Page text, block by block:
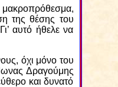
μακροπρόθεσμα,
της θέσης του
αυτό ήθελε να
όχι μόνο του
Δραγούμης
και δυνατό